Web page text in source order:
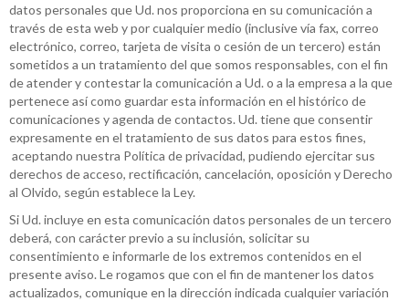
datos personales que Ud. nos proporciona en su comunicación a
través de esta web y por cualquier medio (inclusive vía fax, correo
electrónico, correo, tarjeta de visita o cesión de un tercero) están
sometidos a un tratamiento del que somos responsables, con el fin
de atender y contestar la comunicación a Ud. o a la empresa a la que
pertenece así como guardar esta información en el histórico de
comunicaciones y agenda de contactos. Ud. tiene que consentir
expresamente en el tratamiento de sus datos para estos fines,
aceptando nuestra Política de privacidad, pudiendo ejercitar sus
derechos de acceso, rectificación, cancelación, oposición y Derecho
al Olvido, según establece la Ley.
Si Ud. incluye en esta comunicación datos personales de un tercero
deberá, con carácter previo a su inclusión, solicitar su
consentimiento e informarle de los extremos contenidos en el
presente aviso. Le rogamos que con el fin de mantener los datos
actualizados, comunique en la dirección indicada cualquier variación